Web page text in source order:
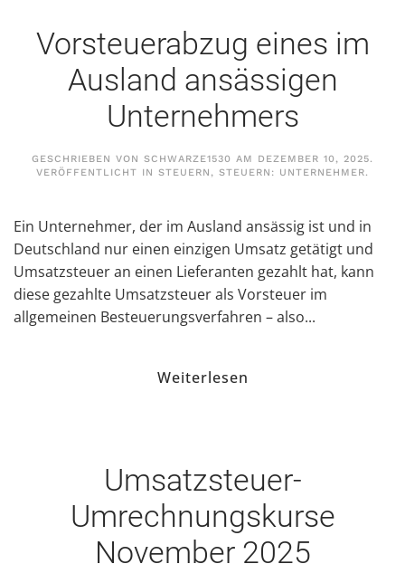
Vorsteuerabzug eines im
Ausland ansässigen
Unternehmers
GESCHRIEBEN VON SCHWARZE1530 AM DEZEMBER 10, 2025.
VERÖFFENTLICHT IN STEUERN, STEUERN: UNTERNEHMER.
Ein Unternehmer, der im Ausland ansässig ist und in
Deutschland nur einen einzigen Umsatz getätigt und
Umsatzsteuer an einen Lieferanten gezahlt hat, kann
diese gezahlte Umsatzsteuer als Vorsteuer im
allgemeinen Besteuerungsverfahren – also...
Weiterlesen
Umsatzsteuer-
Umrechnungskurse
November 2025